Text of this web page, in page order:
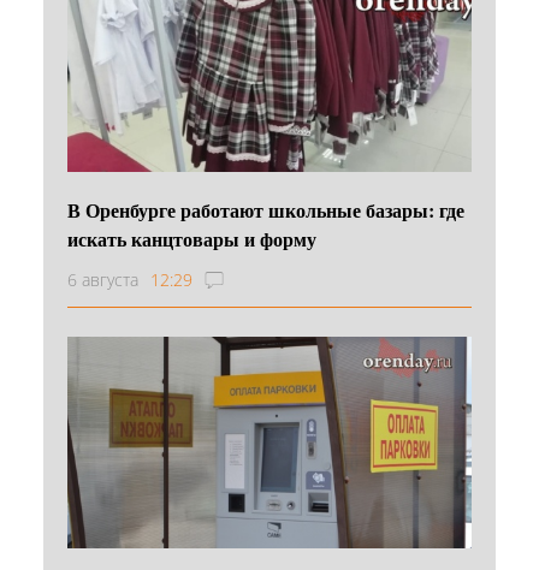
В Оренбурге работают школьные базары: где
искать канцтовары и форму
6 августа 12:29